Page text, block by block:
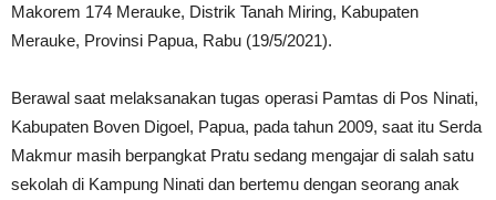
Makorem 174 Merauke, Distrik Tanah Miring, Kabupaten
Merauke, Provinsi Papua, Rabu (19/5/2021).
Berawal saat melaksanakan tugas operasi Pamtas di Pos Ninati,
Kabupaten Boven Digoel, Papua, pada tahun 2009, saat itu Serda
Makmur masih berpangkat Pratu sedang mengajar di salah satu
sekolah di Kampung Ninati dan bertemu dengan seorang anak